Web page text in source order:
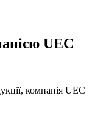
UEC
компанія UEC